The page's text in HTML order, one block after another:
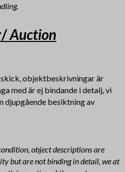
Auction
objektbeskrivningar är
med är ej bindande i detalj, vi
djupgående besiktning av
object descriptions are
but are not binding in detail, we at